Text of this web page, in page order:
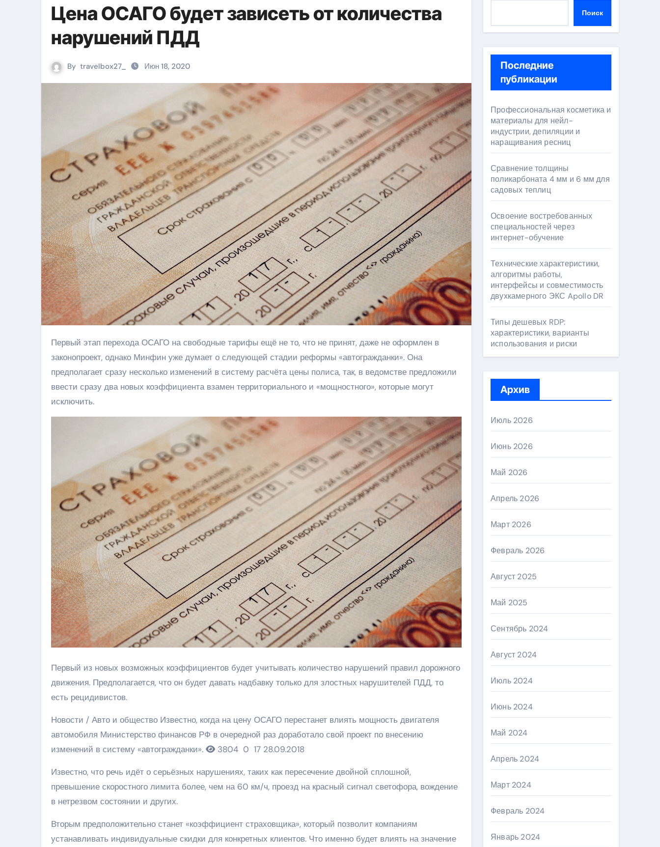
Цена ОСАГО будет зависеть от количества
нарушений ПДД
By travelbox27_ Июн 18, 2020
Первый этап перехода ОСАГО на свободные тарифы ещё не то, что не принят, даже не оформлен в
законопроект, однако Минфин уже думает о следующей стадии реформы «автогражданки». Она
предполагает сразу несколько изменений в систему расчёта цены полиса, так, в ведомстве предложили
ввести сразу два новых коэффициента взамен территориального и «мощностного», которые могут
исключить.
Первый из новых возможных коэффициентов будет учитывать количество нарушений правил дорожного
движения. Предполагается, что он будет давать надбавку только для злостных нарушителей ПДД, то
есть рецидивистов.
Новости / Авто и общество Известно, когда на цену ОСАГО перестанет влиять мощность двигателя
автомобиля Министерство финансов РФ в очередной раз доработало свой проект по внесению
изменений в систему «автогражданки».
3804 0 17 28.09.2018
Известно, что речь идёт о серьёзных нарушениях, таких как пересечение двойной сплошной,
превышение скоростного лимита более, чем на 60 км/ч, проезд на красный сигнал светофора, вождение
в нетрезвом состоянии и других.
Вторым предположительно станет «коэффициент страховщика», который позволит компаниям
устанавливать индивидуальные скидки для конкретных клиентов. Что именно будет влиять на значение
Поиск
Последние
публикации
Профессиональная косметика и
материалы для нейл-
индустрии, депиляции и
наращивания ресниц
Сравнение толщины
поликарбоната 4 мм и 6 мм для
садовых теплиц
Освоение востребованных
специальностей через
интернет-обучение
Технические характеристики,
алгоритмы работы,
интерфейсы и совместимость
двухкамерного ЭКС Apollo DR
Типы дешевых RDP:
характеристики, варианты
использования и риски
Архив
Июль 2026
Июнь 2026
Май 2026
Апрель 2026
Март 2026
Февраль 2026
Август 2025
Май 2025
Сентябрь 2024
Август 2024
Июль 2024
Июнь 2024
Май 2024
Апрель 2024
Март 2024
Февраль 2024
Январь 2024